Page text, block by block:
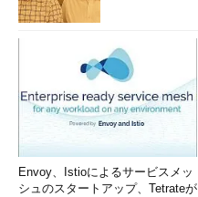
Envoy、Istioによるサービスメッ
シュのスタートアップ、Tetrateが